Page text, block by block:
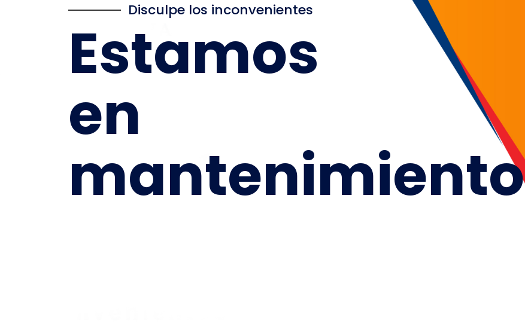
Disculpe los inconvenientes
Estamos
en
mantenimiento